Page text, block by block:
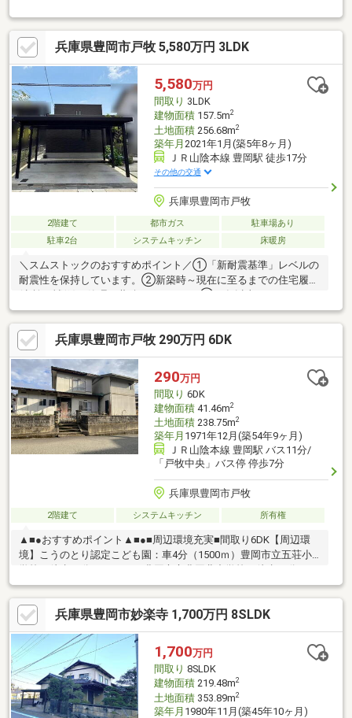
ーソン福田店：車1分（240ｍ）コスモス中陰店：車4分（1600
ｍ）豊岡下陰郵便局：車2分（1000ｍ）但馬銀行問屋町支店：2分
（1000ｍ）JAたじま豊岡北支店：6分（2000ｍ）＼敷地約63坪の
中古戸建／※現況渡し※増築部分の倉庫・工場部分は木造です給湯
は灯油ボイラー、下水道は引き込み済み現況は浄化槽です現地案
内随時受け付けております！是非、お問い合わせください。
兵庫県豊岡市戸牧 5,580万円 3LDK
5,580万円
間取り 3LDK
建物面積157.5m2
土地面積256.68m2
築年月 2021年1月(築5年8ヶ月)
ＪＲ山陰本線 豊岡駅 徒歩17分
その他の交通
兵庫県豊岡市戸牧
2階建て 都市ガス
駐車場あり
駐車2台
システムキッチン 床暖房
＼スムストックのおすすめポイント／①「新耐震基準」レベルの
耐震性を保持しています。②新築時～現在に至るまでの住宅履歴
スプログラムに対応。住宅購入後もそのまま引き継ぐことが可能
です。物件の詳細情報は、イベント情報欄でもご確認下さい。●
建物価格4110万円/土地価格1470万円●メーターモジュール設計で
す。●約5.6kWの太陽光発電システム搭載。●木造2階建の
「3LDK」。●全居室および各階ホールに、納戸を含む収納スペー
ス有。●LDKは広さ約22.6帖！●キッチンと洗面所の2方向より出入
りが可能なWIC付きです。
兵庫県豊岡市戸牧 290万円 6DK
290万円
間取り 6DK
建物面積41.46m2
土地面積238.75m2
築年月 1971年12月(築54年9ヶ月)
ＪＲ山陰本線 豊岡駅 バス11分/
「戸牧中央」バス停 停歩7分
兵庫県豊岡市戸牧
2階建て システムキッチン 所有権
▲■●おすすめポイント▲■●■周辺環境充実■間取り6DK【周辺環
境】こうのとり認定こども園：車4分（1500ｍ）豊岡市立五荘小
（3300ｍ）フレッシュバザール豊岡正法寺パーク店：車4分
（1500ｍ）ミニストップ豊岡戸牧店：車3分（1100ｍ）ゴダイ豊
岡戸牧店：車3分（1200ｍ）豊岡高屋郵便局：車6分（2000ｍ）但
馬銀行問屋町支店：5分（1900ｍ）但馬信用金庫豊岡西支店：車3
分（950ｍ）＼敷地約72坪の中古戸建／※現況渡し現地案内随時受
け付けております！是非、お問い合わせください。
兵庫県豊岡市妙楽寺 1,700万円 8SLDK
1,700万円
間取り 8SLDK
建物面積219.48m2
土地面積353.89m2
築年月 1980年11月(築45年10ヶ月)